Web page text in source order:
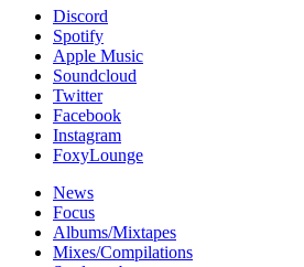
Discord
Spotify
Apple Music
Soundcloud
Twitter
Facebook
Instagram
FoxyLounge
News
Focus
Albums/Mixtapes
Mixes/Compilations